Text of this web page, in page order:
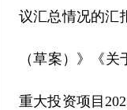
议汇总情况的汇
（草案）》《
重大投资项目